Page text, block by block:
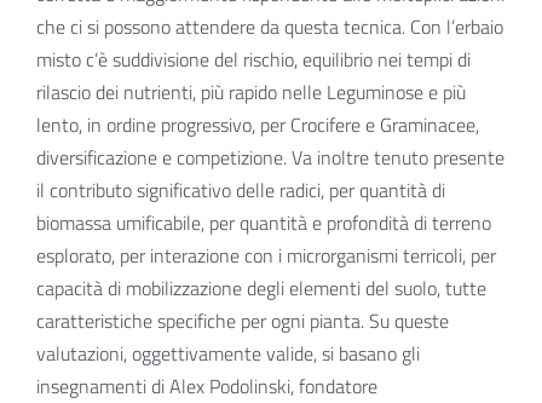
che ci si possono attendere da questa tecnica. Con l’erbaio
misto c’è suddivisione del rischio, equilibrio nei tempi di
rilascio dei nutrienti, più rapido nelle Leguminose e più
lento, in ordine progressivo, per Crocifere e Graminacee,
diversificazione e competizione. Va inoltre tenuto presente
il contributo significativo delle radici, per quantità di
biomassa umificabile, per quantità e profondità di terreno
esplorato, per interazione con i microrganismi terricoli, per
capacità di mobilizzazione degli elementi del suolo, tutte
caratteristiche specifiche per ogni pianta. Su queste
valutazioni, oggettivamente valide, si basano gli
insegnamenti di Alex Podolinski, fondatore